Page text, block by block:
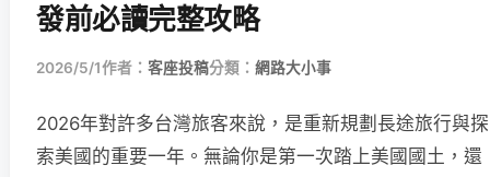
發前必讀完整攻略
2026/5/1作者： 客座投稿分類： 網路大小事
2026年對許多台灣旅客來說，是重新規劃長途旅行與探
索美國的重要一年。無論你是第一次踏上美國國土，還